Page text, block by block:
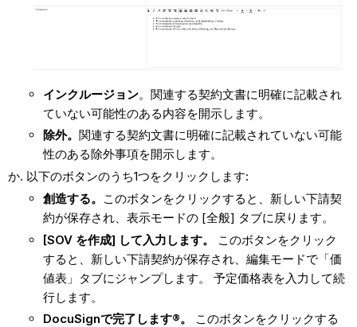
インクルージョン。関連する契約文書に明確に記載され
ていない可能性のある内容を開示します。
除外。 関連する契約文書に明確に記載されていない可能
性のある除外事項を開示します。
以下のボタンのうち1つをクリックします:
創造する。 このボタンをクリックすると、新しい下請契
約が保存され、表示モードの [全般] タブに戻ります。
[SOV を作成] して入力します。
このボタンをクリック
すると、新しい下請契約が保存され、編集モードで「価
値表」タブにジャンプします。 予定価格表を入力して続
行します。
DocuSignで完了します®。
このボタンをクリックする